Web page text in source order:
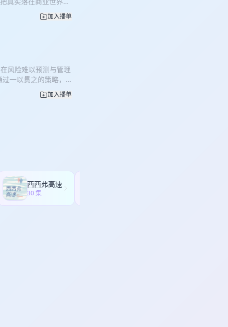
工作的讨论。 8.
负担、异步沟通和组
克泰德：《手
·奥勒留：《沉思
：《政治学》。 可辅
“Machines of
大人工智能可能如
、Richard M.
幸福、真知与财富创
纳瓦尔宝典》 2. 埃
定律的特性》 7. 诺
：《尼各马可伦理
选集 11. 配乐：
加入播单
风险难以预测与管理
一以贯之的策略，
续压低交易成本，许
别需求、做产品、
加入播单
西西弗高速
30 集